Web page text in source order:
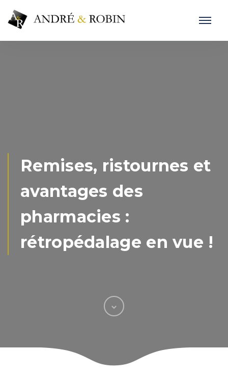
Remises, ristournes et
avantages des
pharmacies :
rétropédalage en vue !